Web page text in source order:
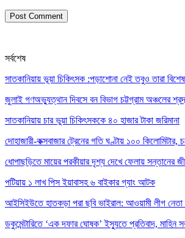
সর্বশেষ
সাতকানিয়ায় ভূয়া চিকিৎসক :পড়াশোনা নেই তবুও তারা
জুলাই গণঅভ্যুত্থান দিবসে বন বিভাগ চট্টগ্রাম অঞ্চলের
সাতকানিয়ায় চার ভুয়া চিকিৎসককে ৪০ হাজার টাকা জরিমানা
দোহাজারী-কক্সবাজার ট্রেনের গতি ঘণ্টায় ১০০
ধোপাছড়িতে মায়ের পরকীয়ার দৃশ্য দেখে ফেলায় সন্তানের
পটিয়ায় ১ লাখ পিস ইয়াবাসহ ৬ বাইকার গ্যাং আটক
আইসিইউতে হাতকড়া পরা ছবি ভাইরাল: আওয়ামী লীগ নেতা
ডকুমেন্টারিতে ‘এক দফার ঘোষক’ ইস্যুতে প্রতিবাদ, মাহিন